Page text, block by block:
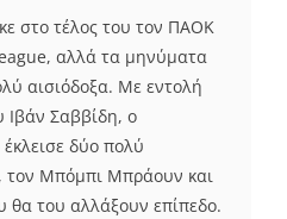
στο τέλος του τον ΠΑΟΚ
αλλά τα μηνύματα
αισιόδοξα. Με εντολή
Ιβάν Σαββίδη, ο
δύο πολύ
τον Μπόμπι Μπράουν και
θα του αλλάξουν επίπεδο.